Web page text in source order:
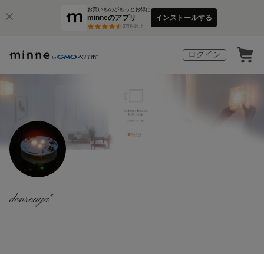
お買いものがもっとお得に
minneのアプリ
3万件以上
インストールする
ログイン
denrouya*